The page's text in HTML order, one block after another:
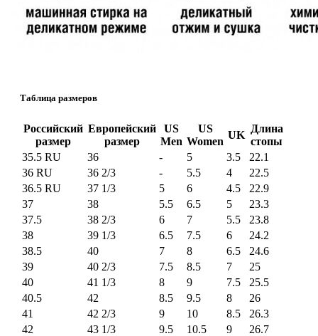
Таблица размеров
Российский
размер
Европейский
размер
US
Men
US
Women
UK
Длина
стопы
35.5 RU
36 - 5 3.5
22.1
36 RU
36 2/3 - 5.5 4
22.5
36.5 RU
37 1/3 5 6 4.5
22.9
37
38 5.5 6.5 5
23.3
37.5
38 2/3 6 7 5.5
23.8
38
39 1/3 6.5 7.5 6
24.2
38.5
40 7 8 6.5
24.6
39
40 2/3 7.5 8.5 7
25
40
41 1/3 8 9 7.5
25.5
40.5
42 8.5 9.5 8
26
41
42 2/3 9 10 8.5
26.3
42
43 1/3 9.5 10.5 9
26.7